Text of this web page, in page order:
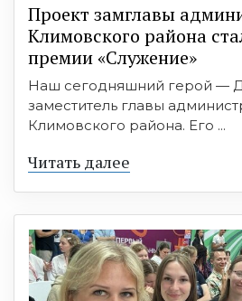
Проект замглавы
Климовского района
премии «Служение»
Наш сегодняшний герой —
заместитель главы
Климовского района. Его ...
Читать далее